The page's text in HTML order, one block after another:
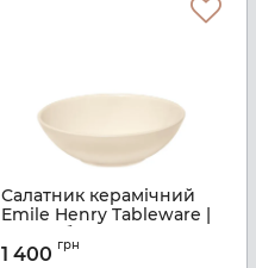
Салатник керамічний
Emile Henry Tableware |
22 см | бежевий (022122)
Артикул:
1 400 грн